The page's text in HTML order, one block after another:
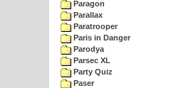
Paragon
Parallax
Paratrooper
Paris in Danger
Parodya
Parsec XL
Party Quiz
Paser